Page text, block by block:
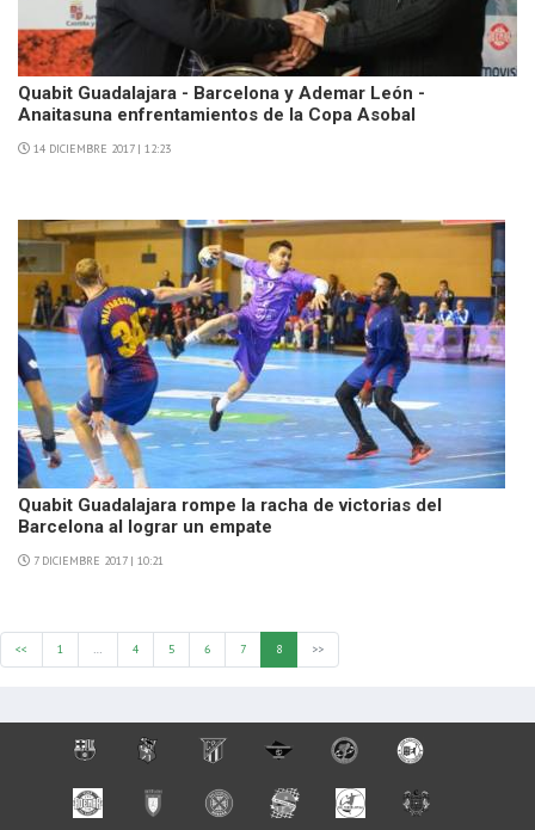
Quabit Guadalajara - Barcelona y Ademar León -
Anaitasuna enfrentamientos de la Copa Asobal
14 DICIEMBRE 2017 | 12:23
Quabit Guadalajara rompe la racha de victorias del
Barcelona al lograr un empate
7 DICIEMBRE 2017 | 10:21
<< 1 … 4 5 6 7 8 >>